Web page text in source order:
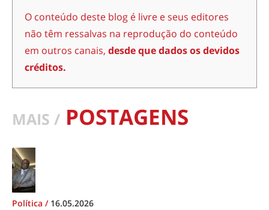
O conteúdo deste blog é livre e seus editores
não têm ressalvas na reprodução do conteúdo
em outros canais, desde que dados os devidos
créditos.
MAIS / POSTAGENS
Política / 16.05.2026